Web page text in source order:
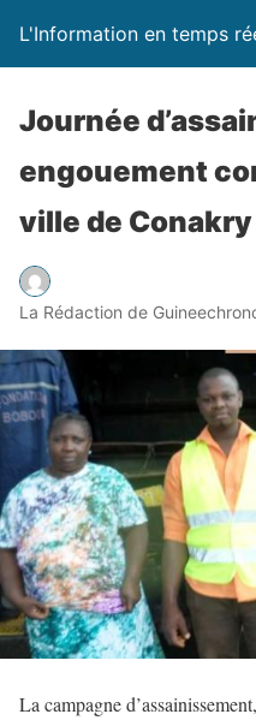
L'Information en temps
Journée
engouement
ville de Conakry
La Rédaction de
La campagne